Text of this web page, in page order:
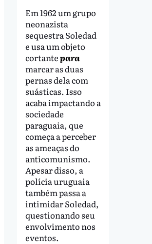
Em 1962 um grupo
neonazista
sequestra Soledad
e usa um objeto
cortantepara
marcar as duas
pernas dela com
suásticas. Isso
acaba impactando a
sociedade
paraguaia, que
começa a perceber
as ameaças do
anticomunismo.
Apesar disso, a
polícia uruguaia
também passa a
intimidar Soledad,
questionando seu
envolvimento nos
eventos.